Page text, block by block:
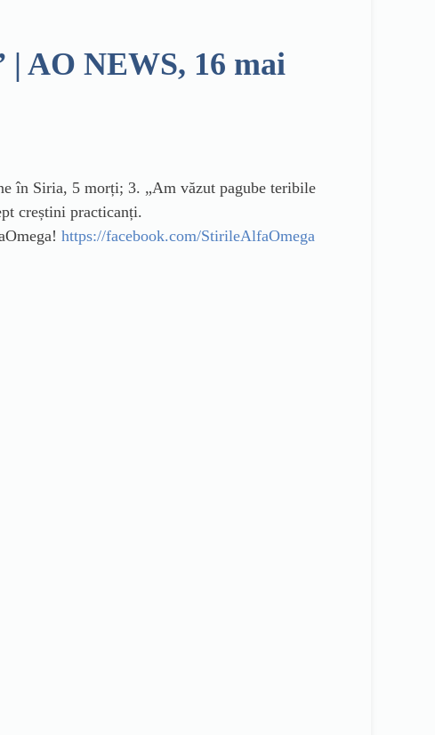
| AO NEWS, 16 mai
în Siria, 5 morți; 3. „Am văzut pagube teribile
creștini practicanți.
https://facebook.com/StirileAlfaOmega